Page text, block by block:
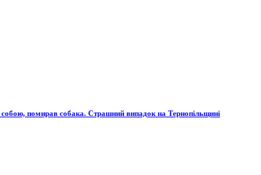
помирав собака. Страшний випадок на Тернопільщині